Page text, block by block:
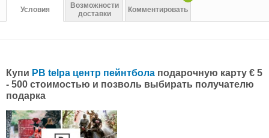
Условия
Возможности
доставки
Комментировать
Купи PB telpa центр пейнтбола подарочную карту € 5
- 500 стоимостью и позволь выбирать получателю
подарка